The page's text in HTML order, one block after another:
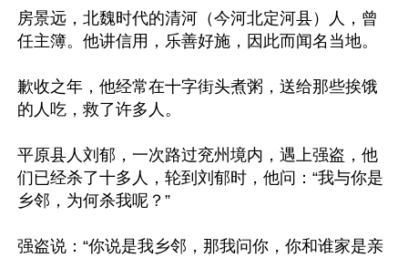
房景远，北魏时代的清河（今河北定河县）人，曾
任主簿。他讲信用，乐善好施，因此而闻名当地。
歉收之年，他经常在十字街头煮粥，送给那些挨饿
的人吃，救了许多人。
平原县人刘郁，一次路过兖州境内，遇上强盗，他
们已经杀了十多人，轮到刘郁时，他问：“我与你是
乡邻，为何杀我呢？”
强盗说：“你说是我乡邻，那我问你，你和谁家是亲